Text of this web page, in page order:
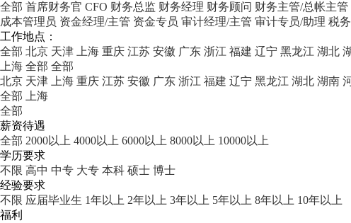
全部 首席财务官 CFO 财务总监 财务经理 财务顾问 财务主管/总帐主管
成本管理员 资金经理/主管 资金专员 审计经理/主管 审计专员/助理 税
工作地点：
全部 北京 天津 上海 重庆 江苏 安徽 广东 浙江 福建 辽宁 黑龙江 湖北
上海 全部 全部
北京 天津 上海 重庆 江苏 安徽 广东 浙江 福建 辽宁 黑龙江 湖北 湖南
全部
上海
全部
薪资待遇
全部 2000以上 4000以上 6000以上 8000以上 10000以上
学历要求
不限 高中 中专 大专 本科 硕士 博士
经验要求
不限 应届毕业生 1年以上 2年以上 3年以上 5年以上 8年以上 10年以上
福利